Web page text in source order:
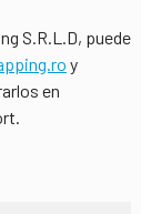
S.R.L.D, puede
y
en